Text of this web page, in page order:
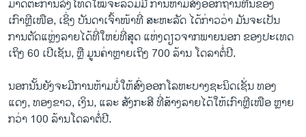
ມາດຕະການລົງໂທດໃໝ່ຈະລວມມີ ການຫ້າມສົ່ງອອກຖ່ານຫີນຂອງ
ເກົາຫຼີເໜືອ, ເຊິ່ງ ບັນດາເຈົ້າໜ້າທີ່ ສະຫະລັດ ໄດ້ກ່າວວ່າ ມັນຈະເປັນ
ການຕັດແຫຼ່ງລາຍໄດ້ທີ່ໃຫຍ່ທີ່ສຸດ ແຫ່ງດຽວຈາກພາຍນອກ ຂອງປະເທດ
ເຖິງ 60 ເປີເຊັນ, ຫຼື ມູນຄ່າຫຼາຍເຖິງ 700 ລ້ານ ໂດລາຕໍ່ປີ.
ນອກ​ນັ້ນຍັງຈະມີການຫ້າມບໍ່​ໃຫ້ສົ່ງອອກໂລຫະບາງຊະນິດເຊັ່ນ ທອງ
ແດງ, ທອງຂາວ, ເງິນ, ແລະ ສັງກະສີ ທີ່ສ້າງລາຍໄດ້ໃຫ້ເກົາຫຼີເໜືອ ຫຼາຍ
ກວ່າ 100 ລ້ານໂດລາຕໍ່ປີ.